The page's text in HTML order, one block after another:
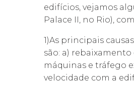
edifícios, vejamos
Palace II, no Rio),
1)As principais
são: a)
máquinas e tráfego
velocidade com a